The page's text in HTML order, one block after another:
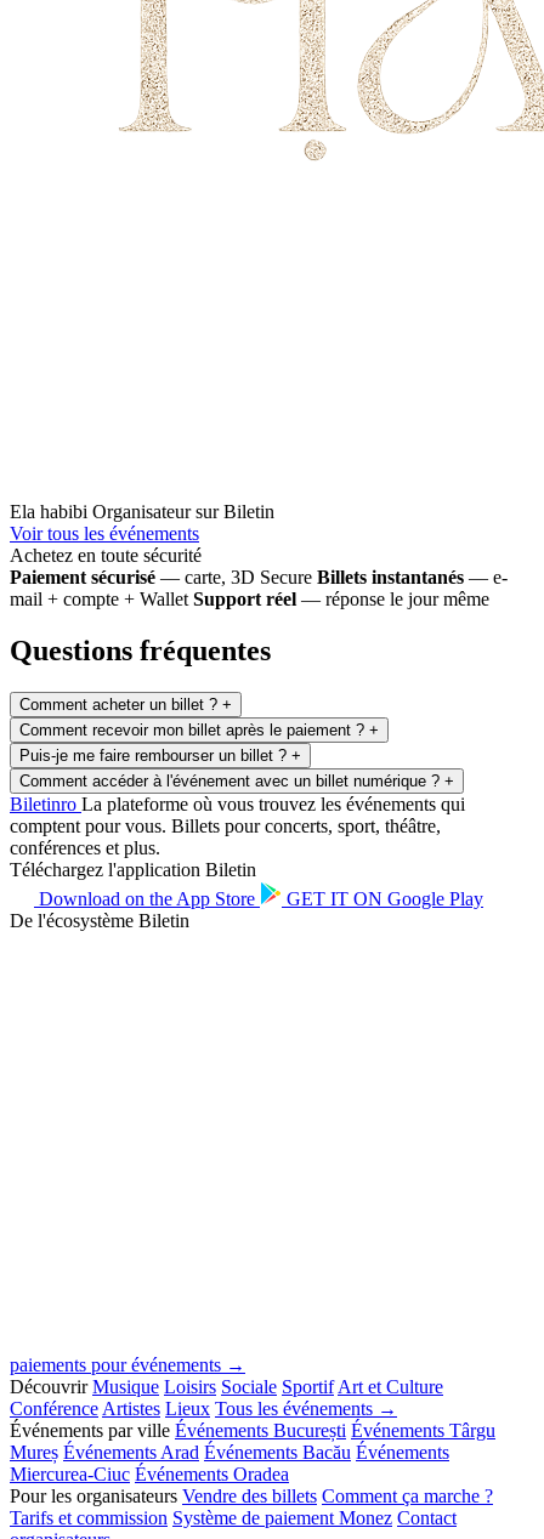
Ela habibi Organisateur sur Biletin
Voir tous les événements
Achetez en toute sécurité
Paiement sécurisé — carte, 3D Secure Billets instantanés — e-
mail + compte + Wallet Support réel — réponse le jour même
Questions fréquentes
Comment acheter un billet ? +
Comment recevoir mon billet après le paiement ? +
Puis-je me faire rembourser un billet ? +
Comment accéder à l'événement avec un billet numérique ? +
Biletinro La plateforme où vous trouvez les événements qui
comptent pour vous. Billets pour concerts, sport, théâtre,
conférences et plus.
Téléchargez l'application Biletin
Download on the App Store GET IT ON Google Play
De l'écosystème Biletin
paiements pour événements →
Découvrir Musique Loisirs Sociale Sportif Art et Culture
Conférence Artistes Lieux Tous les événements →
Événements par ville Événements București Événements Târgu
Mureș Événements Arad Événements Bacău Événements
Miercurea-Ciuc Événements Oradea
Pour les organisateurs Vendre des billets Comment ça marche ?
Tarifs et commission Système de paiement Monez Contact